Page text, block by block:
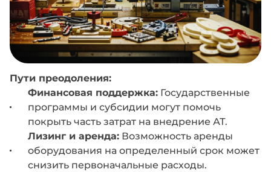
Пути преодоления:
Финансовая поддержка: Государственные
программы и субсидии могут помочь
покрыть часть затрат на внедрение АТ.
Лизинг и аренда: Возможность аренды
оборудования на определенный срок может
снизить первоначальные расходы.